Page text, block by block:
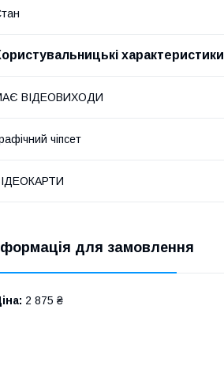
характеристики
ВІДЕОВИХОДИ
чіпсет
для замовлення
2 875 ₴